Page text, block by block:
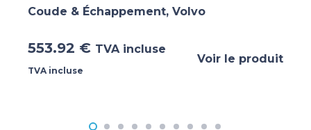
Coude & Échappement, Volvo
553.92 € TVA incluse
TVA incluse
Voir le produit